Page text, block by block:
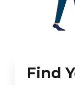
Find